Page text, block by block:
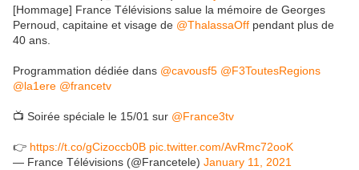
[Hommage] France Télévisions salue la mémoire de Georges
Pernoud, capitaine et visage de @ThalassaOff pendant plus de
40 ans.
Programmation dédiée dans @cavousf5 @F3ToutesRegions
@la1ere @francetv
📺 Soirée spéciale le 15/01 sur @France3tv
👉 https://t.co/gCizoccb0B pic.twitter.com/AvRmc72ooK
— France Télévisions (@Francetele) January 11, 2021